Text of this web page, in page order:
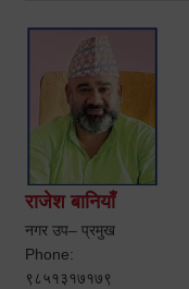
राजेश बानियाँ
नगर उप– प्रमुख
Phone:
९८५१३१७१७९